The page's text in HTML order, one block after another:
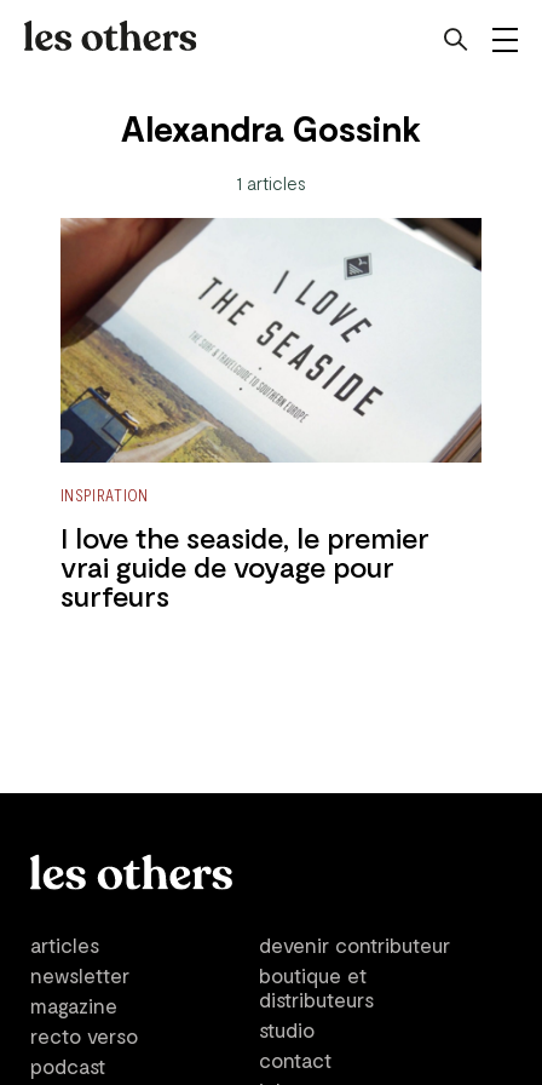
Alexandra Gossink
1 articles
INSPIRATION
I love the seaside, le premier
vrai guide de voyage pour
surfeurs
articles
newsletter
magazine
recto verso
podcast
devenir contributeur
boutique et
distributeurs
studio
contact